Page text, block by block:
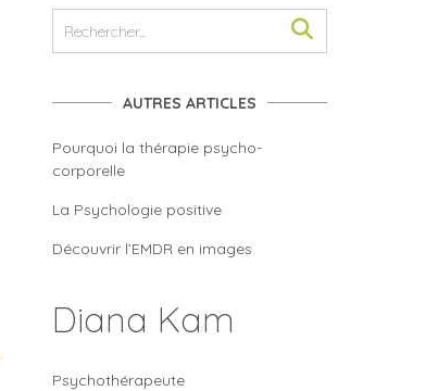
AUTRES ARTICLES
Pourquoi la thérapie psycho-
corporelle
La Psychologie positive
Découvrir l’EMDR en images
Diana Kam
Psychothérapeute